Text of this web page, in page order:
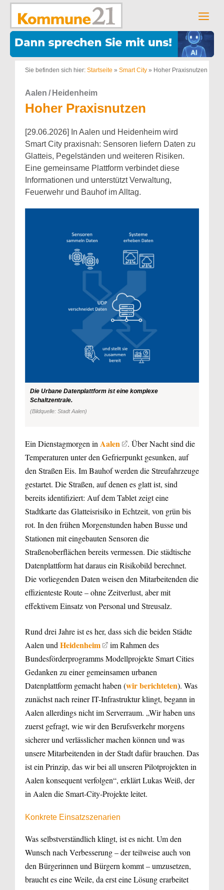
Zum
springen
Sie befinden sich hier: Startseite » Smart City » Hoher Praxisnutzen
Aalen / Heidenheim
Hoher Praxisnutzen
[29.06.2026] In Aalen und Heidenheim wird
Smart City praxisnah: Sensoren liefern Daten zu
Glatteis, Pegelständen und weiteren Risiken.
Eine gemeinsame Plattform verbindet diese
Informationen und unterstützt Verwaltung,
Feuerwehr und Bauhof im Alltag.
Die Urbane Datenplattform ist eine komplexe
Schaltzentrale.
(Bildquelle: Stadt Aalen)
Ein Dienstagmorgen in Aalen
. Über Nacht sind die
Temperaturen unter den Gefrierpunkt gesunken, auf
den Straßen Eis. Im Bauhof werden die Streufahrzeuge
gestartet. Die Straßen, auf denen es glatt ist, sind
bereits identifiziert: Auf dem Tablet zeigt eine
Stadtkarte das Glatteisrisiko in Echtzeit, von grün bis
rot. In den frühen Morgenstunden haben Busse und
Stationen mit eingebauten Sensoren die
Straßenoberflächen bereits vermessen. Die städtische
Datenplattform hat daraus ein Risikobild berechnet.
Die vorliegenden Daten weisen den Mitarbeitenden die
effizienteste Route – ohne Zeitverlust, aber mit
effektivem Einsatz von Personal und Streusalz.
Rund drei Jahre ist es her, dass sich die beiden Städte
Aalen und Heidenheim
im Rahmen des
Bundesförderprogramms Modellprojekte Smart Cities
Gedanken zu einer gemeinsamen urbanen
Datenplattform gemacht haben (wir berichteten). Was
zunächst nach reiner IT-Infrastruktur klingt, begann in
Aalen allerdings nicht im Serverraum. „Wir haben uns
zuerst gefragt, wie wir den Berufsverkehr morgens
sicherer und verlässlicher machen können und was
unsere Mitarbeitenden in der Stadt dafür brauchen. Das
ist ein Prinzip, das wir bei all unseren Pilotprojekten in
Aalen konsequent verfolgen“, erklärt Lukas Weiß, der
in Aalen die Smart-City-Projekte leitet.
Konkrete Einsatzszenarien
Was selbstverständlich klingt, ist es nicht. Um den
Wunsch nach Verbesserung – der teilweise auch von
den Bürgerinnen und Bürgern kommt – umzusetzen,
braucht es eine Weile, da erst eine Lösung erarbeitet